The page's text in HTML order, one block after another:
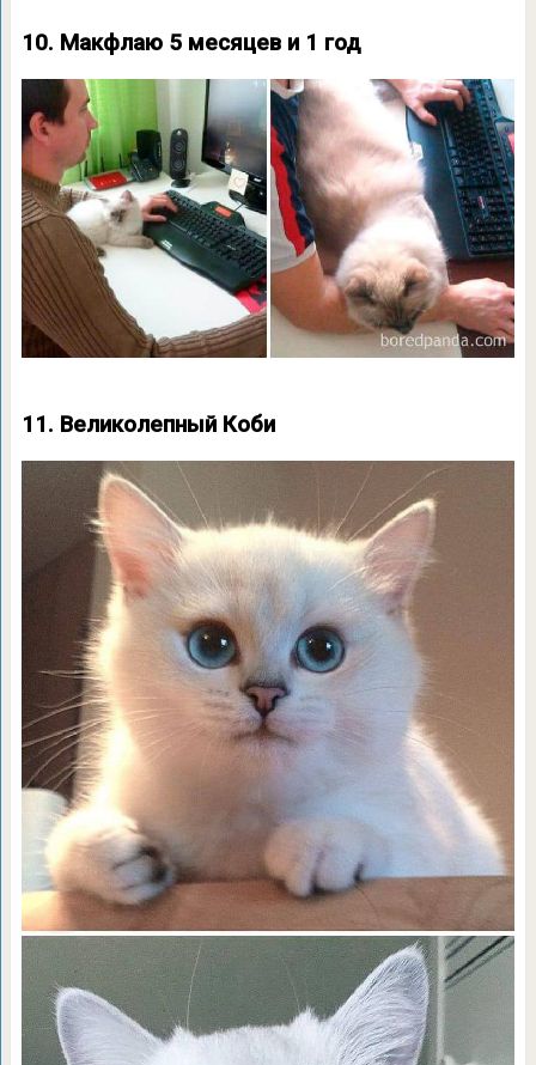
10. Макфлаю 5 месяцев и 1 год
11. Великолепный Коби